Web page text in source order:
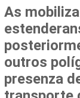
As
outros
presenza